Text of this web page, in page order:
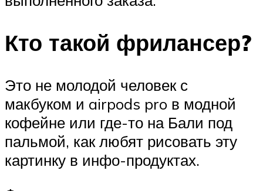
Кто такой фрилансер?
Это не молодой человек с
макбуком и airpods pro в модной
кофейне или где-то на Бали под
пальмой, как любят рисовать эту
картинку в инфо-продуктах.